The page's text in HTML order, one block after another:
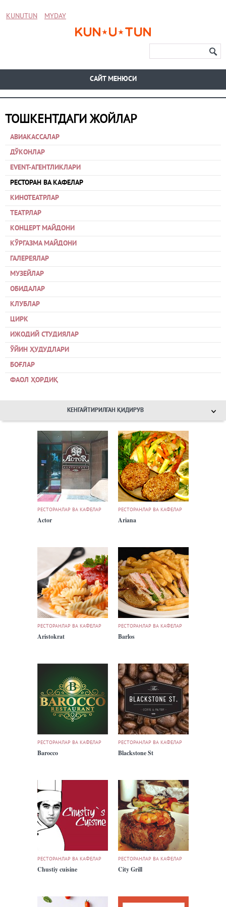
KUNUTUN MYDAY
CАЙТ МЕНЮСИ
ТОШКЕНТДАГИ ЖОЙЛАР
АВИАКАССАЛАР
ДЎКОНЛАР
EVENT-АГЕНТЛИКЛАРИ
РЕСТОРАН ВА КАФЕЛАР
КИНОТЕАТРЛАР
ТЕАТРЛАР
КОНЦЕРТ МАЙДОНИ
КЎРГАЗМА МАЙДОНИ
ГАЛЕРЕЯЛАР
МУЗЕЙЛАР
ОБИДАЛАР
КЛУБЛАР
ЦИРК
ИЖОДИЙ СТУДИЯЛАР
ЎЙИН ҲУДУДЛАРИ
БОҒЛАР
ФАОЛ ҲОРДИҚ
КЕНГАЙТИРИЛГАН ҚИДИРУВ
РЕСТОРАНЛАР ВА КАФЕЛАР
Actor
РЕСТОРАНЛАР ВА КАФЕЛАР
Ariana
РЕСТОРАНЛАР ВА КАФЕЛАР
Aristokrat
РЕСТОРАНЛАР ВА КАФЕЛАР
Barlos
РЕСТОРАНЛАР ВА КАФЕЛАР
Barocco
РЕСТОРАНЛАР ВА КАФЕЛАР
Blackstone St
РЕСТОРАНЛАР ВА КАФЕЛАР
Chustiy cuisine
РЕСТОРАНЛАР ВА КАФЕЛАР
City Grill